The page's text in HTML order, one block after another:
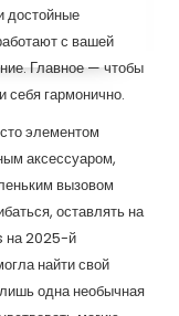
достойные
с вашей
Главное — чтобы
гармонично.
элементом
аксессуаром,
вызовом
оставлять на
на 2025-й
найти свой
одна необычная